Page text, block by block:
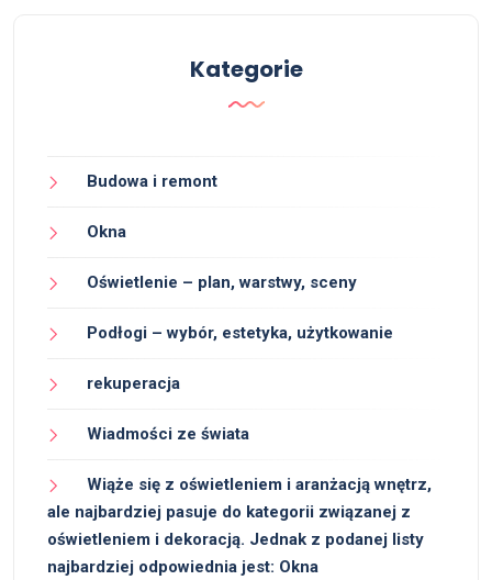
Kategorie
Budowa i remont
Okna
Oświetlenie – plan, warstwy, sceny
Podłogi – wybór, estetyka, użytkowanie
rekuperacja
Wiadmości ze świata
Wiąże się z oświetleniem i aranżacją wnętrz,
ale najbardziej pasuje do kategorii związanej z
oświetleniem i dekoracją. Jednak z podanej listy
najbardziej odpowiednia jest: Okna